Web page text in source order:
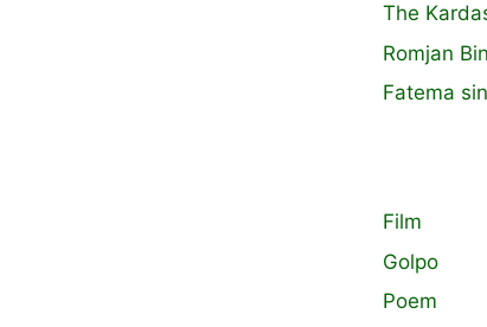
The
Romjan
Fatema
Film
Golpo
Poem